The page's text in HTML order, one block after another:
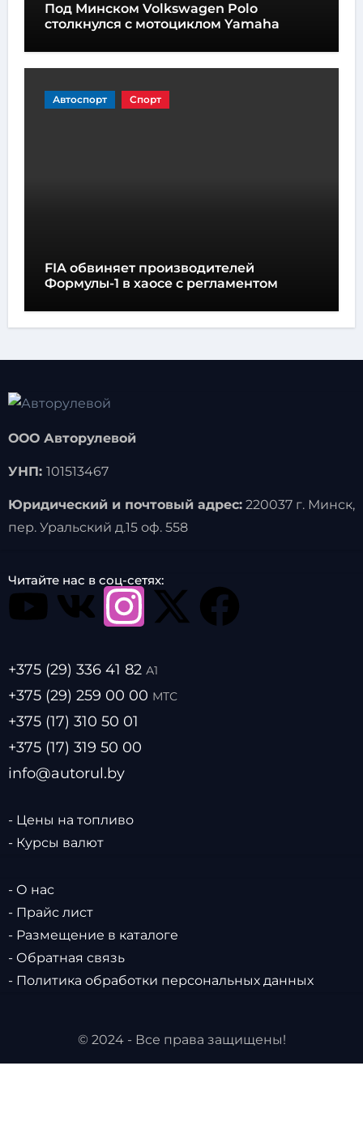
Под Минском Volkswagen Polo
столкнулся с мотоциклом Yamaha
Автоспорт Спорт
FIA обвиняет производителей
Формулы-1 в хаосе с регламентом
ООО Авторулевой
УНП: 101513467
Юридический и почтовый адрес:220037 г. Минск,
пер. Уральский д.15 оф. 558
Читайте нас в соц-сетях:
+375 (29) 336 41 82 А1
+375 (29) 259 00 00 МТС
+375 (17) 310 50 01
+375 (17) 319 50 00
info@autorul.by
- Цены на топливо
- Курсы валют
- О нас
- Прайс лист
- Размещение в каталоге
- Обратная связь
- Политика обработки персональных данных
© 2024 - Все права защищены!